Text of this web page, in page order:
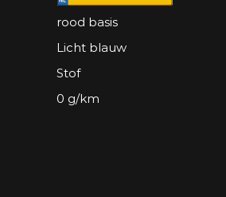
rood basis
Licht blauw
Stof
0 g/km